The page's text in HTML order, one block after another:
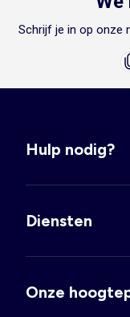
Schrijf je in op onze
Hulp nodig?
Diensten
Onze